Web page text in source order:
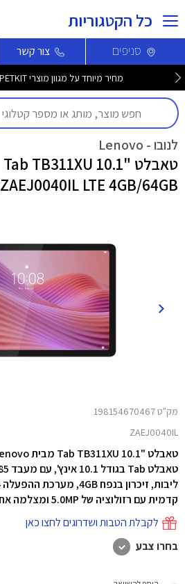
כל הקטגוריות
סניפים צור קשר
מחיר מיוחד על מגוון מוצרי PETKIT לחברי מועדון >>
לנובו - Lenovo
טאבלט "10.1 Tab TB311XU
ZAEJ0040IL LTE 4GB/64GB
מק"ט 198154670467
ZAEJ0040IL
טאבלט "10.1 Tab TB311XU מבית Lenovo
טאבלט Tab בגודל 10.1 אינץ',
קדמית עם רזולוציה של 5.0MP ומצלמה אחורית עם רזולוציה של 8.0MP
לקבלת הטבות ושדרוגים לחצו כאן
בחרו צבע